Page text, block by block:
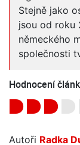
Stejně jako
jsou od roku
německého
společnosti
Hodnocení
Autoři Radka